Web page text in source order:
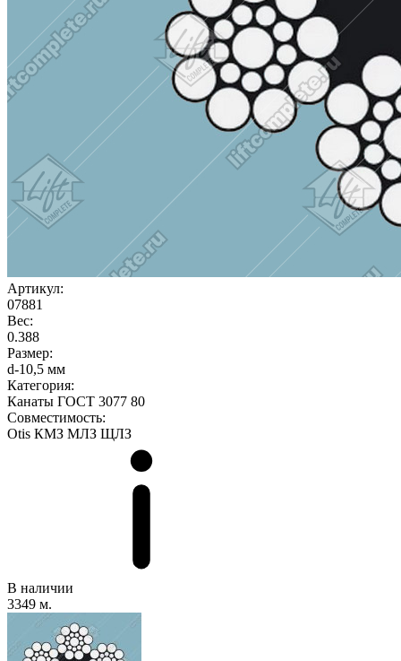
Артикул:
07881
Вес:
0.388
Размер:
d-10,5 мм
Категория:
Канаты ГОСТ 3077 80
Совместимость:
Otis КМЗ МЛЗ ЩЛЗ
В наличии
3349 м.